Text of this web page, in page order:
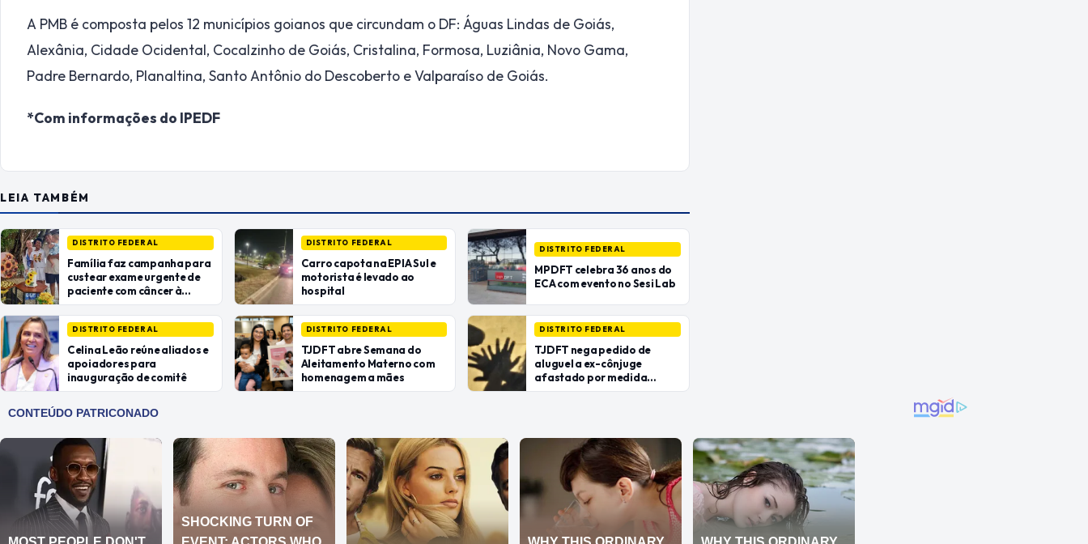
A PMB é composta pelos 12 municípios goianos que circundam o DF: Águas Lindas de Goiás,
Alexânia, Cidade Ocidental, Cocalzinho de Goiás, Cristalina, Formosa, Luziânia, Novo Gama,
Padre Bernardo, Planaltina, Santo Antônio do Descoberto e Valparaíso de Goiás.
*Com informações do IPEDF
LEIA TAMBÉM
DISTRITO FEDERAL
Família faz campanha para
custear exame urgente de
paciente com câncer à
espera de atendimento no
SUS
DISTRITO FEDERAL
Celina Leão reúne aliados e
apoiadores para
inauguração de comitê
DISTRITO FEDERAL
Carro capota na EPIA Sul e
motorista é levado ao
hospital
DISTRITO FEDERAL
TJDFT abre Semana do
Aleitamento Materno com
homenagem a mães
DISTRITO FEDERAL
MPDFT celebra 36 anos do
ECA com evento no Sesi Lab
DISTRITO FEDERAL
TJDFT nega pedido de
aluguel a ex-cônjuge
afastado por medida
protetiva